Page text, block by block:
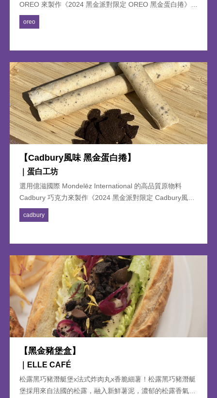
OREO 來製作《2024 黑金派對限定 OREO 黑金蛋白捲》，
濃厚巧克力和奶香濃郁的蛋白捲， 令人深深沉迷，無法抗
拒。
oreo
【Cadbury風味 黑金蛋白捲】
｜蛋白工坊
選用億滋國際 Mondelēz International 的高品質原物料
Cadbury 巧克力來製作《2024 黑金派對限定 Cadbury風味
黑金蛋白捲》，濃厚巧克力和奶香濃郁的蛋白捲， 令人深深
沉迷，無法抗拒。
cadbury
【黑金豬堡盒】
｜ELLE CAFÉ
松露黑巧豬潛艇堡x法式炸肉丸x香脆細薯！松露黑巧豬潛艇
堡採用來自法國的松露，融入新鮮薯泥，濃郁的松露香氣，